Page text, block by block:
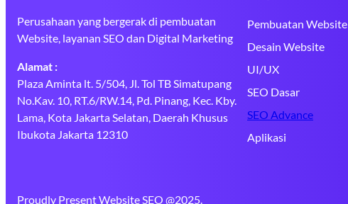
Perusahaan yang bergerak di pembuatan
Website, layanan SEO dan Digital Marketing
Alamat :
Plaza Aminta lt. 5/504, Jl. Tol TB Simatupang
No.Kav. 10, RT.6/RW.14, Pd. Pinang, Kec. Kby.
Lama, Kota Jakarta Selatan, Daerah Khusus
Ibukota Jakarta 12310
Pembuatan Website
Desain Website
UI/UX
SEO Dasar
SEO Advance
Aplikasi
Proudly Present Website SEO @2025.